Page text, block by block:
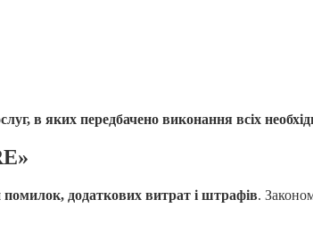
в яких передбачено виконання всіх
додаткових витрат і штрафів.